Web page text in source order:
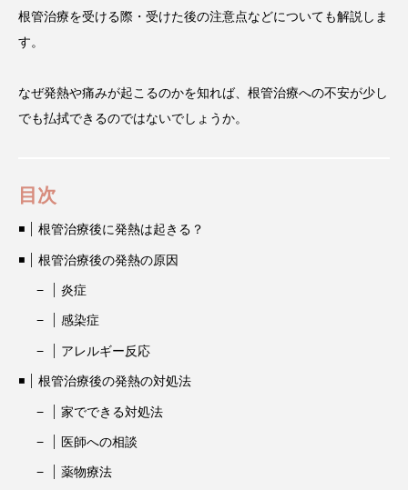
根管治療を受ける際・受けた後の注意点などについても解説しま
す。
なぜ発熱や痛みが起こるのかを知れば、根管治療への不安が少し
でも払拭できるのではないでしょうか。
目次
根管治療後に発熱は起きる？
根管治療後の発熱の原因
炎症
感染症
アレルギー反応
根管治療後の発熱の対処法
家でできる対処法
医師への相談
薬物療法